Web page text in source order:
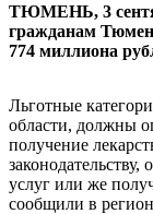
ТЮМЕНЬ, 3
гражданам
774 миллиона
Льготные
области, должны
получение
услуг или же
сообщили в